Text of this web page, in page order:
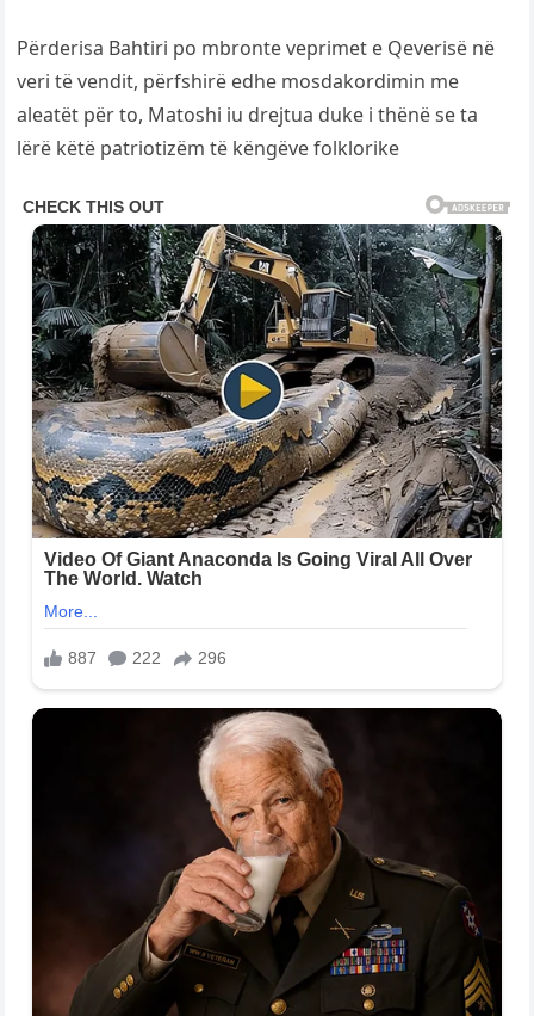
Përderisa Bahtiri po mbronte veprimet e Qeverisë në
veri të vendit, përfshirë edhe mosdakordimin me
aleatët për to, Matoshi iu drejtua duke i thënë se ta
lërë këtë patriotizëm të këngëve folklorike